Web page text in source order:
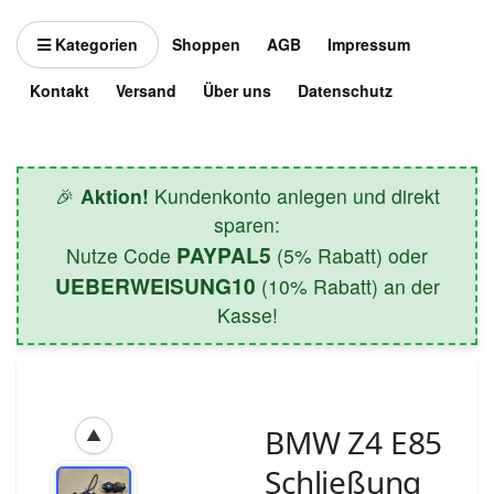
Kategorien Shoppen AGB Impressum
Kontakt Versand Über uns Datenschutz
🎉 Aktion! Kundenkonto anlegen und direkt
sparen:
Nutze Code PAYPAL5 (5% Rabatt) oder
UEBERWEISUNG10 (10% Rabatt) an der
Kasse!
▲
BMW Z4 E85
Schließung